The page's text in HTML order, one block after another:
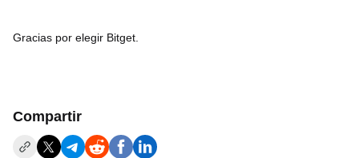
Gracias por elegir Bitget.
Compartir